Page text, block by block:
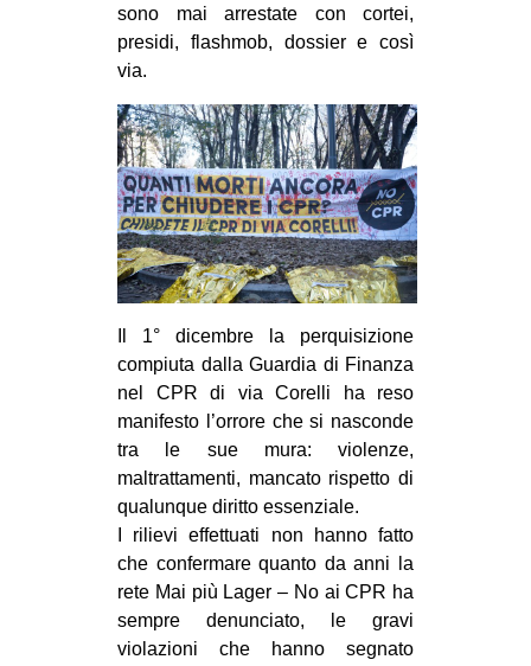
AFRICA
ESTREMO ORIENTE
EUROPA
MEDIO ORIENTE
MONDO
EVENTI
in
Fb
tw
SEARCH
sono mai arrestate con cortei,
presidi, flashmob, dossier e così
via.
Il 1° dicembre la perquisizione
compiuta dalla Guardia di Finanza
nel CPR di via Corelli ha reso
manifesto l’orrore che si nasconde
tra le sue mura: violenze,
maltrattamenti, mancato rispetto di
qualunque diritto essenziale.
I rilievi effettuati non hanno fatto
che confermare quanto da anni la
rete Mai più Lager – No ai CPR ha
sempre denunciato, le gravi
violazioni che hanno segnato